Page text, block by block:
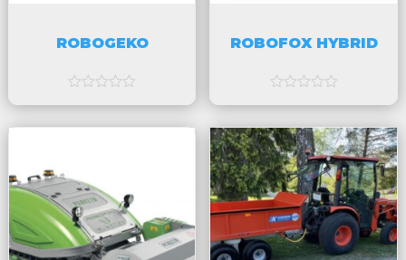
ROBOGEKO ROBOFOX HYBRID
a
v
5